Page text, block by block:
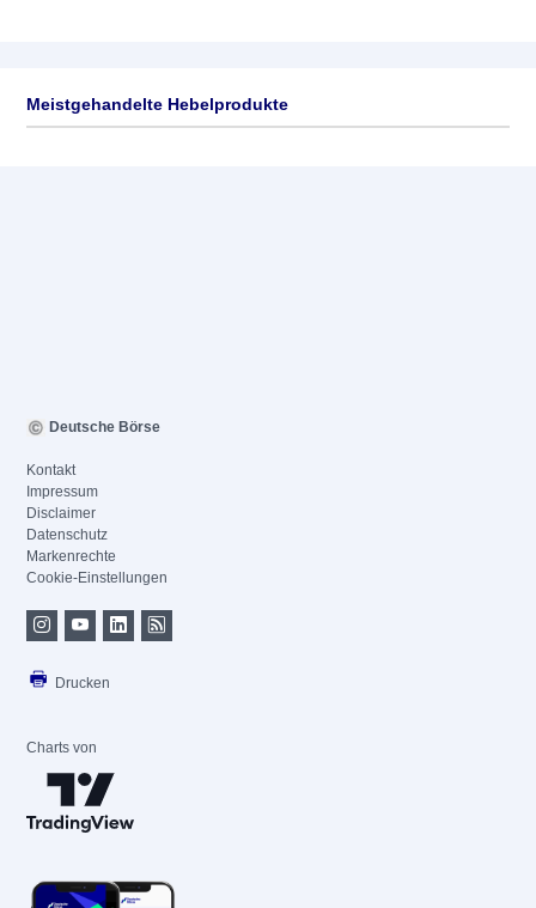
Meistgehandelte Hebelprodukte
Deutsche Börse
Kontakt
Impressum
Disclaimer
Datenschutz
Markenrechte
Cookie-Einstellungen
Drucken
Charts von